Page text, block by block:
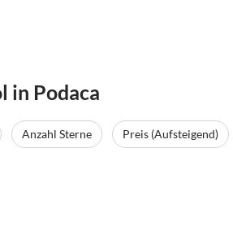
in Podaca
Anzahl Sterne Preis (Aufsteigend)